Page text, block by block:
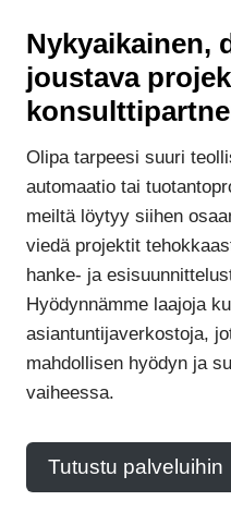
Nykyaikainen,
joustava
Olipa tarpeesi suuri
automaatio tai
meiltä löytyy siihen
viedä projektit
hanke- ja
Hyödynnämme laajoja
asiantuntijaverkostoja,
mahdollisen hyödyn ja
vaiheessa.
Tutustu palveluihin